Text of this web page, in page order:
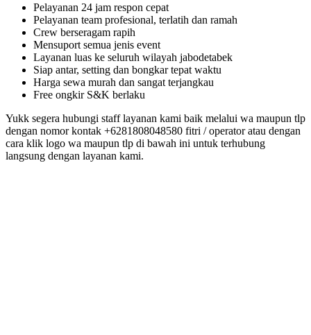
Pelayanan 24 jam respon cepat
Pelayanan team profesional, terlatih dan ramah
Crew berseragam rapih
Mensuport semua jenis event
Layanan luas ke seluruh wilayah jabodetabek
Siap antar, setting dan bongkar tepat waktu
Harga sewa murah dan sangat terjangkau
Free ongkir S&K berlaku
Yukk segera hubungi staff layanan kami baik melalui wa maupun tlp
dengan nomor kontak +6281808048580 fitri / operator atau dengan
cara klik logo wa maupun tlp di bawah ini untuk terhubung
langsung dengan layanan kami.